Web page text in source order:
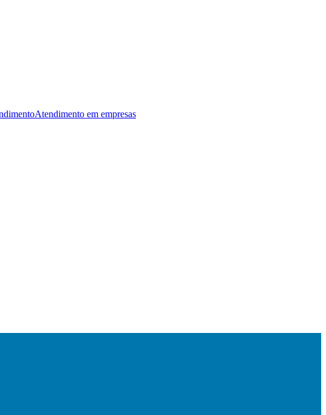
Atendimento em empresas